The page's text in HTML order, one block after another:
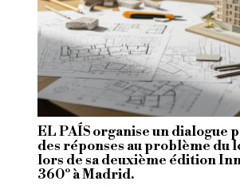
EL PAÍS organise un dialogue
des réponses au problème du
lors de sa deuxième édition
360º à Madrid.